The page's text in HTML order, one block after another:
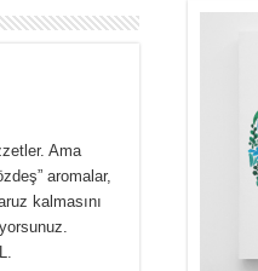
Ama
aromalar,
kalmasını